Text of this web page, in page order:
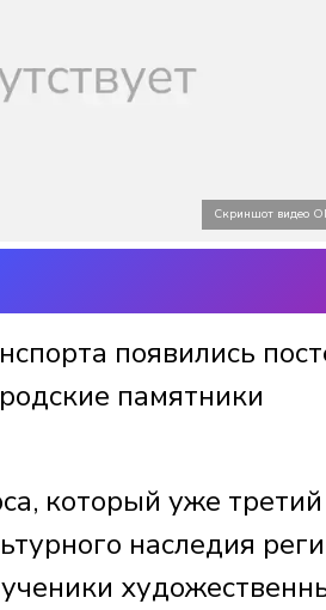
Скриншот видео
появились
памятники
который уже
наследия